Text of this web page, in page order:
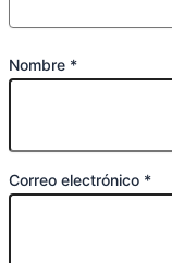
Nombre *
Correo electrónico *